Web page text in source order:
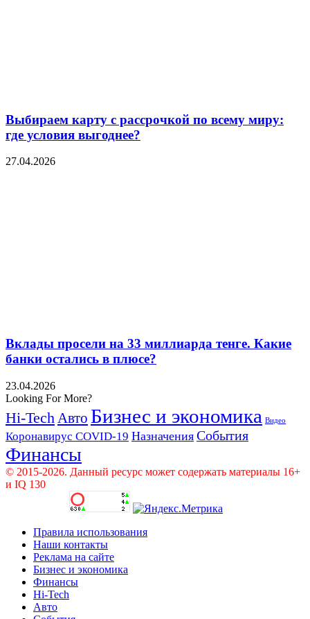
Выбираем карту с рассрочкой по всему миру:
где условия выгоднее?
27.04.2026
Вклады просели на 33 миллиарда тенге. Какие
банки остались в плюсе?
23.04.2026
Looking For More?
Hi-Tech Авто Бизнес и экономика Видео
Коронавирус COVID-19 Назначения События
Финансы
© 2015-2026. Данный ресурс может содержать материалы 16+
и IQ 130
Правила использования
Наши контакты
Реклама на сайте
Бизнес и экономика
Финансы
Hi-Tech
Авто